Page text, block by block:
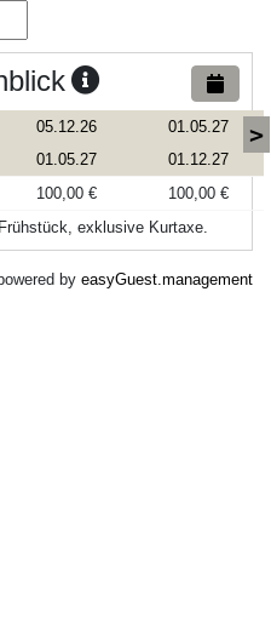
>
05.12.26
01.05.27
01.05.27
01.12.27
100,00 €
100,00 €
exklusive Kurtaxe.
by easyGuest.management